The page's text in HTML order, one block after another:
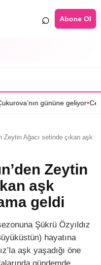
⌕ Abone Ol
•Cenan Çamyurdu
Zeytin Ağacı setinde çıkan aşk
Zeytin
aşk
geldi
Şükrü Özyıldız
hayatına
aşk yaşadığı öne